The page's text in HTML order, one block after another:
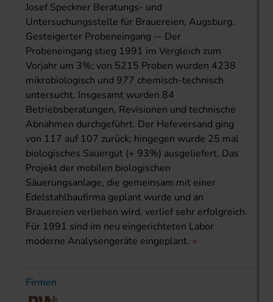
Josef Speckner Beratungs- und
Untersuchungsstelle für Brauereien, Augsburg.
Gesteigerter Probeneingang -- Der
Probeneingang stieg 1991 im Vergleich zum
Vorjahr um 3%; von 5215 Proben wurden 4238
mikrobiologisch und 977 chemisch-technisch
untersucht. Insgesamt wurden 84
Betriebsberatungen, Revisionen und technische
Abnahmen durchgeführt. Der Hefeversand ging
von 117 auf 107 zurück; hingegen wurde 25 mal
biologisches Sauergut (+ 93%) ausgeliefert. Das
Projekt der mobilen biologischen
Säuerungsanlage, die gemeinsam mit einer
Edelstahlbaufirma geplant wurde und an
Brauereien verliehen wird, verlief sehr erfolgreich.
Für 1991 sind im neu eingerichteten Labor
moderne Analysengeräte eingeplant.
Firmen